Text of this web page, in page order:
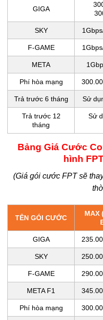
GIGA
SKY
F-GAME
META
Phí hòa mạng
Trả trước 6 tháng Sử
Trả trước 12
tháng
Sử
Bảng Giá Cước
hình
(Giá gói cước FPT sẽ
TÊN GÓI CƯỚC
MAX
GIGA
SKY
F-GAME
META F1
Phí hòa mạng